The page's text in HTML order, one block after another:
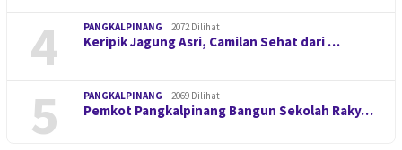
4 PANGKALPINANG 2072 Dilihat
Keripik Jagung Asri, Camilan Sehat dari …
5 PANGKALPINANG 2069 Dilihat
Pemkot Pangkalpinang Bangun Sekolah Raky…